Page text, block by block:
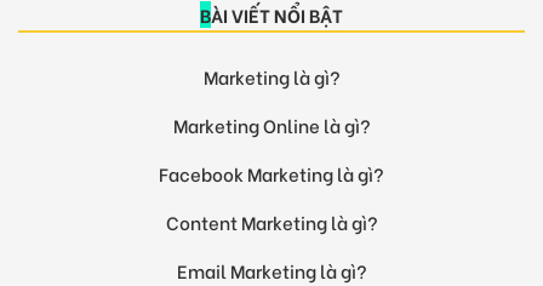
BÀI VIẾT NỔI BẬT
Marketing là gì?
Marketing Online là gì?
Facebook Marketing là gì?
Content Marketing là gì?
Email Marketing là gì?